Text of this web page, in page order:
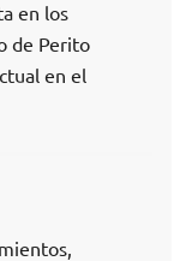
en los
de Perito
en el